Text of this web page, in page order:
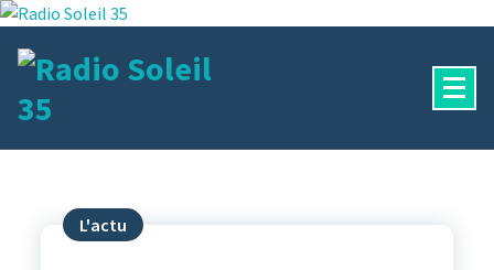
Aller
contenu
L'actu